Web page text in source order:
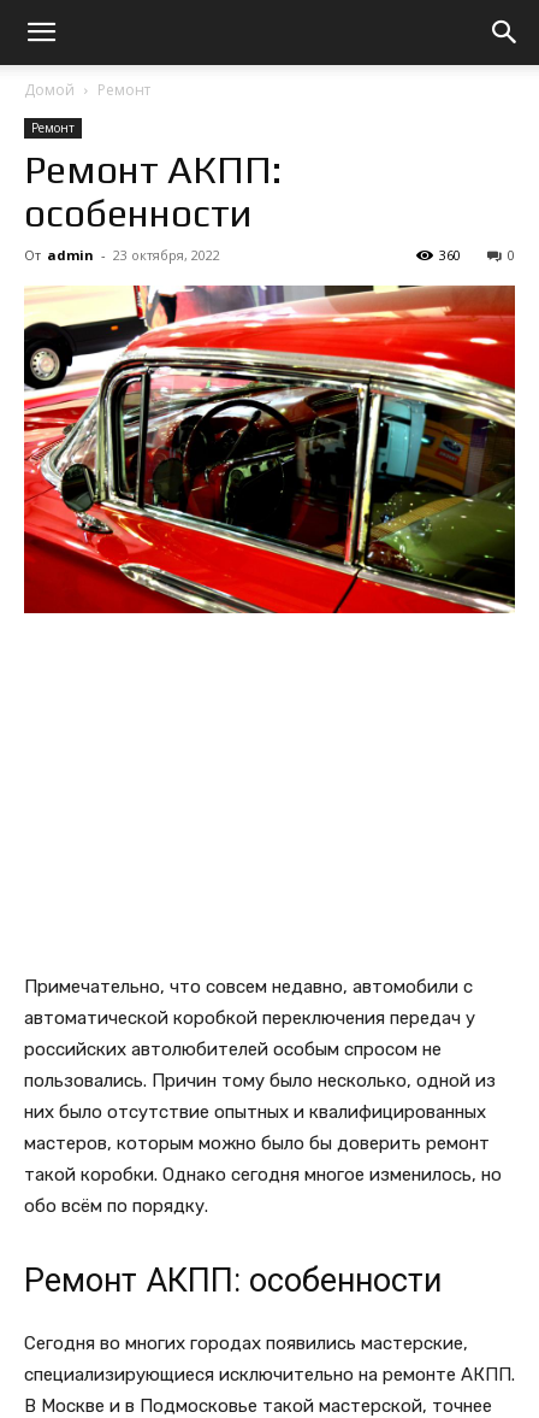
Домой Ремонт
Ремонт
Ремонт АКПП:
особенности
От admin - 23 октября, 2022 0
360
Примечательно, что совсем недавно, автомобили с
автоматической коробкой переключения передач у
российских автолюбителей особым спросом не
пользовались. Причин тому было несколько, одной из
них было отсутствие опытных и квалифицированных
мастеров, которым можно было бы доверить ремонт
такой коробки. Однако сегодня многое изменилось, но
обо всём по порядку.
Ремонт АКПП: особенности
Сегодня во многих городах появились мастерские,
специализирующиеся исключительно на ремонте АКПП.
В Москве и в Подмосковье такой мастерской, точнее